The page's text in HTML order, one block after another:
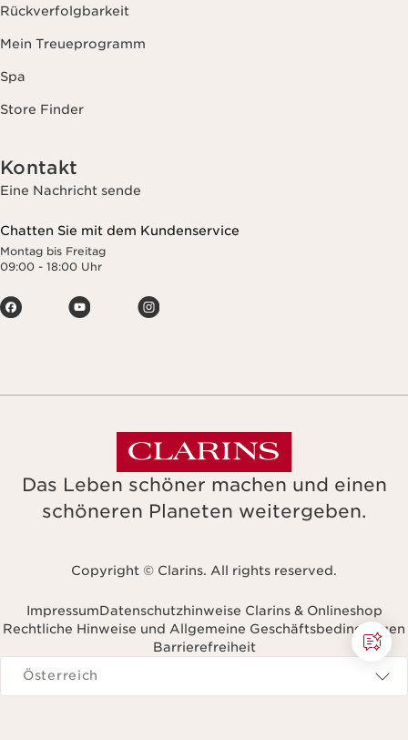
Rückverfolgbarkeit
Mein Treueprogramm
Spa
Store Finder
Kontakt
Eine Nachricht sende
Chatten Sie mit dem Kundenservice
Montag bis Freitag
09:00 - 18:00 Uhr
Das Leben schöner machen und einen
schöneren Planeten weitergeben.
Copyright © Clarins. All rights reserved.
ImpressumDatenschutzhinweise Clarins & Onlineshop
Rechtliche Hinweise und Allgemeine Geschäftsbedingungen
Barrierefreiheit
Navigieren zu
Österreich